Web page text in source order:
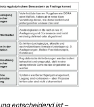
entscheidend ist –